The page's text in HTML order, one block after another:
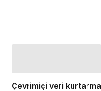
Çevrimiçi veri kurtarma